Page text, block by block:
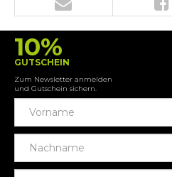
10%
GUTSCHEIN
Zum Newsletter anmelden
und Gutschein sichern.